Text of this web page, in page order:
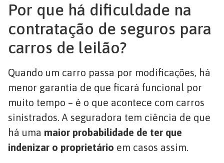
Por que há dificuldade na
contratação de seguros para
carros de leilão?
Quando um carro passa por modificações, há
menor garantia de que ficará funcional por
muito tempo – é o que acontece com carros
sinistrados. A seguradora tem ciência de que
há uma maior probabilidade de ter que
indenizar o proprietário em casos assim.